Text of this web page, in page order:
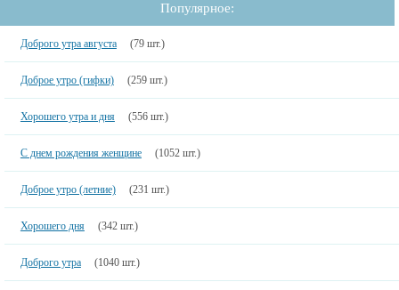
Популярное:
Доброго утра августа (79 шт.)
Доброе утро (гифки) (259 шт.)
Хорошего утра и дня (556 шт.)
С днем рождения женщине (1052 шт.)
Доброе утро (летние) (231 шт.)
Хорошего дня (342 шт.)
Доброго утра (1040 шт.)